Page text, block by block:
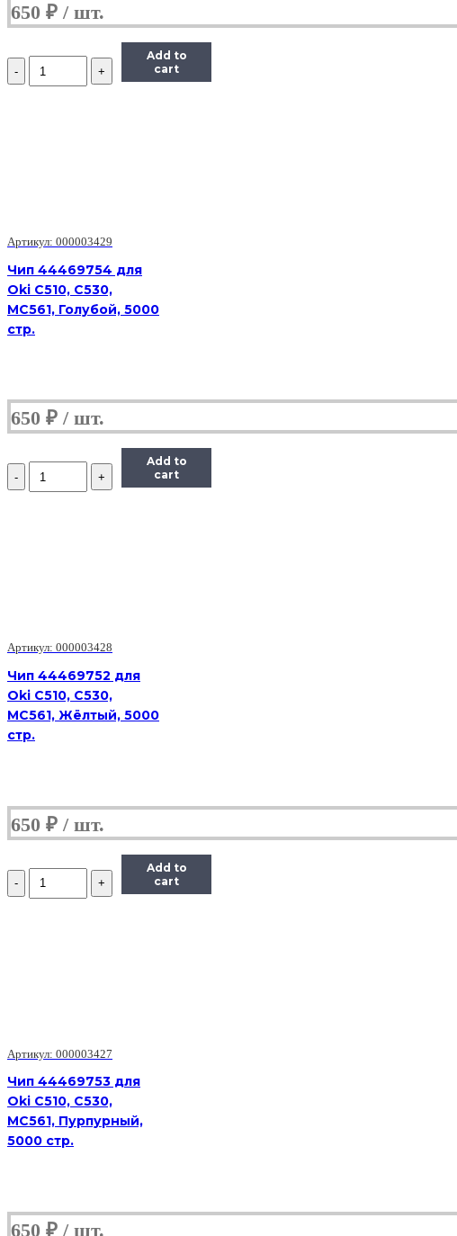
650 ₽
Количество
Чип
OEM
Bk,
3,1K
Add to
cart
Артикул: 000003429
Чип 44469754 для
Oki C510, C530,
MC561, Голубой, 5000
стр.
650 ₽
Количество
Чип
OEM
Bk,
3,1K
Add to
cart
Артикул: 000003428
Чип 44469752 для
Oki C510, C530,
MC561, Жёлтый, 5000
стр.
650 ₽
Количество
Чип
OEM
Bk,
3,1K
Add to
cart
Артикул: 000003427
Чип 44469753 для
Oki C510, C530,
MC561, Пурпурный,
5000 стр.
650 ₽